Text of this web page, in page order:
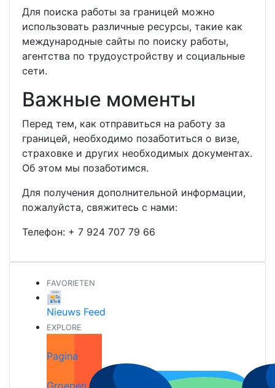
Для поиска работы за границей можно
использовать различные ресурсы, такие как
международные сайты по поиску работы,
агентства по трудоустройству и социальные
сети.
Важные моменты
Перед тем, как отправиться на работу за
границей, необходимо позаботиться о визе,
страховке и других необходимых документах.
Об этом мы позаботимся.
Для получения дополнительной информации,
пожалуйста, свяжитесь с нами:
Телефон: + 7 924 707 79 66
FAVORIETEN
Nieuws Feed
EXPLORE
Pagina
Groepen